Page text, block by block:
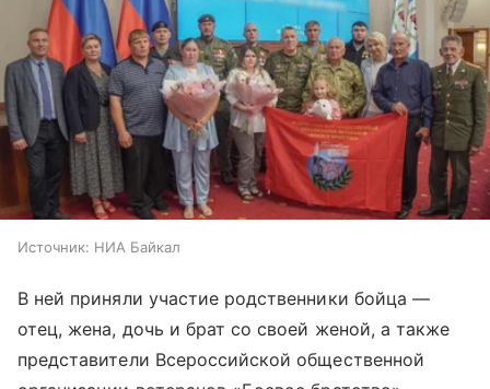
Источник: НИА Байкал
В ней приняли участие родственники бойца —
отец, жена, дочь и брат со своей женой, а также
представители Всероссийской общественной